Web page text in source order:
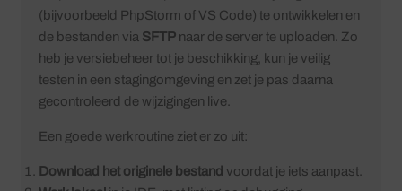
(bijvoorbeeld PhpStorm of VS Code) te ontwikkelen en
de bestanden via SFTP naar de server te uploaden. Zo
heb je versiebeheer tot je beschikking, kun je veilig
testen in een stagingomgeving en zet je pas daarna
gecontroleerd de wijzigingen live.
Een goede werkroutine ziet er zo uit:
Download het originele bestand voordat je iets aanpast.